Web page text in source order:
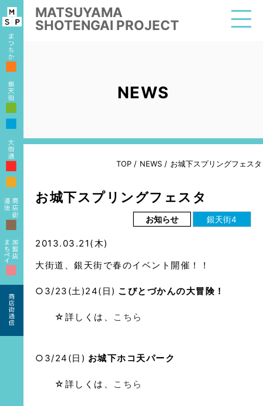
MATSUYAMA
SHOTENGAI PROJECT
■
■
■
■
■
■
■
NEWS
TOP / NEWS / お城下スプリングフェスタ
お城下スプリングフェスタ
お知らせ 銀天街4
2013.03.21(木)
大街道、銀天街で春のイベント開催！！
○3/23(土)24(日) こびとづかんの大冒険！
☆詳しくは、 こちら
○3/24(日) お城下ホコ天パーク
☆詳しくは、 こちら